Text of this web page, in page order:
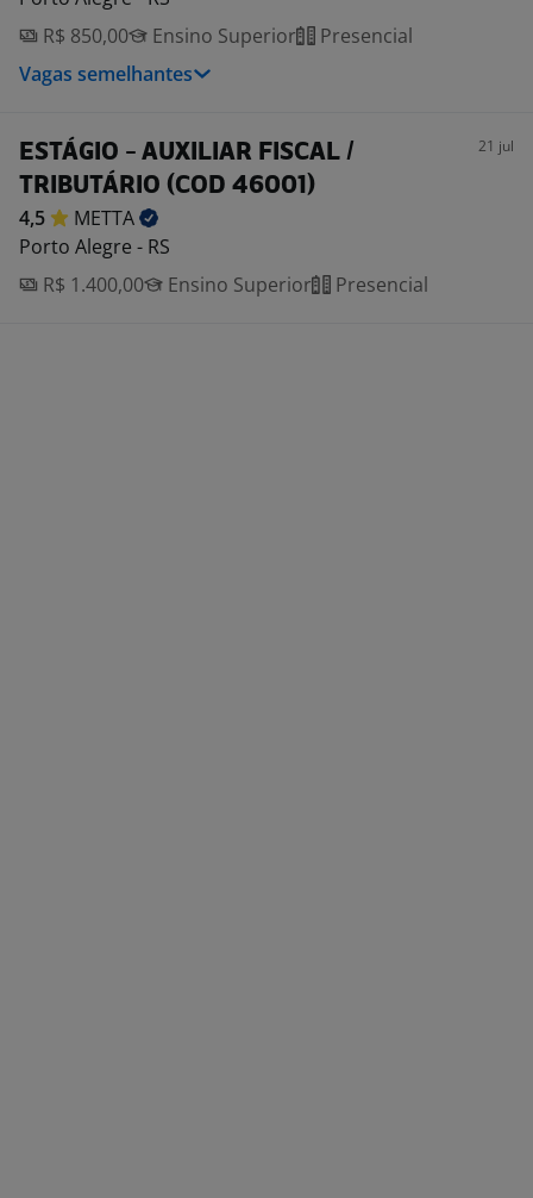
R$ 850,00
Ensino Superior
Presencial
Vagas semelhantes
ESTÁGIO - AUXILIAR FISCAL /
TRIBUTÁRIO (COD 46001)
21 jul
4,5
METTA
Porto Alegre - RS
R$ 1.400,00
Ensino Superior Presencial